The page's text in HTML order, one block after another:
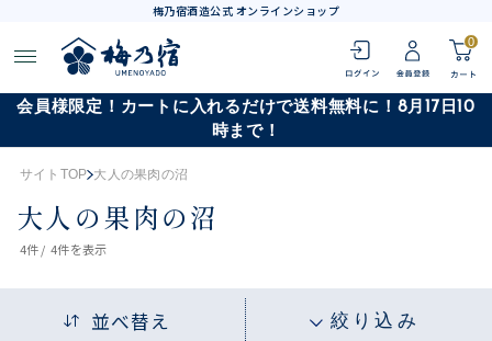
梅乃宿酒造公式 オンラインショップ
0
会員様限定！カートに入れるだけで送料無料に！8月17日10
時まで！
サイトTOP 大人の果肉の沼
大人の果肉の沼
4件 / 4件を表示
並べ替え 絞り込み